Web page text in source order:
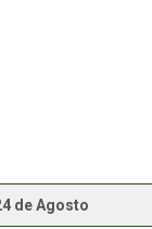
de Agosto